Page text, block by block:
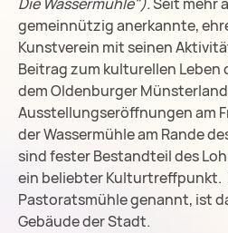
gemeinnützig anerkannte,
Kunstverein mit seinen
Beitrag zum kulturellen Leben
dem Oldenburger
Ausstellungseröffnungen am
der Wassermühle am Rande
sind fester Bestandteil des
ein beliebter Kulturtreffpunkt.
Pastoratsmühle genannt, ist
Gebäude der Stadt.